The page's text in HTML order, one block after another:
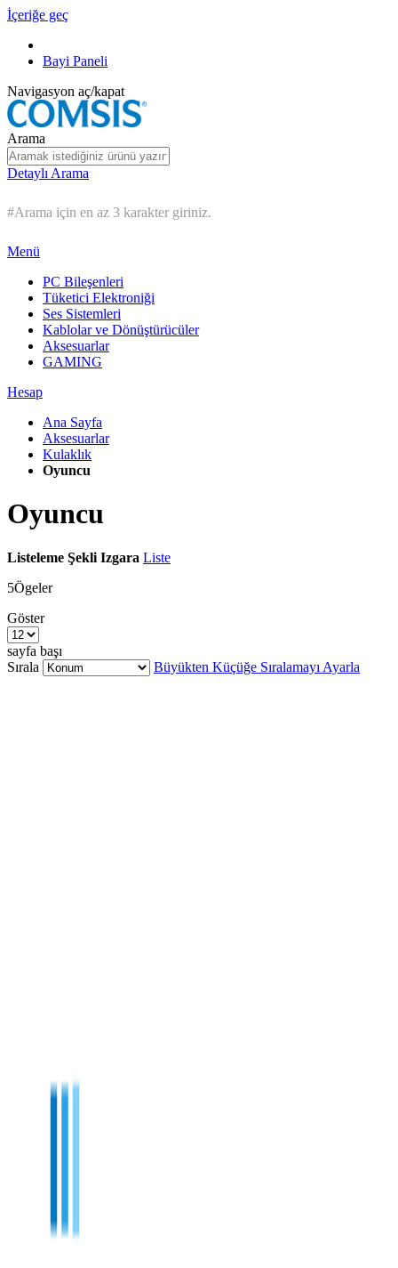
İçeriğe geç
Bayi Paneli
Navigasyon aç/kapat
Arama
Detaylı Arama
#Arama için en az 3 karakter giriniz.
Menü
PC Bileşenleri
Tüketici Elektroniği
Ses Sistemleri
Kablolar ve Dönüştürücüler
Aksesuarlar
GAMING
Hesap
Ana Sayfa
Aksesuarlar
Kulaklık
Oyuncu
Oyuncu
Listeleme Şekli Izgara Liste
5Ögeler
Göster
sayfa başı
Sırala
Büyükten Küçüğe Sıralamayı Ayarla